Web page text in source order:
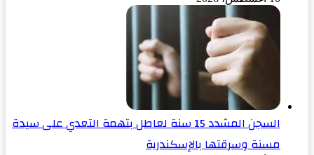
السجن المشدد 15 سنة لعاطل بتهمة التعدي على سيدة
مسنة وسرقتها بالإسكندرية